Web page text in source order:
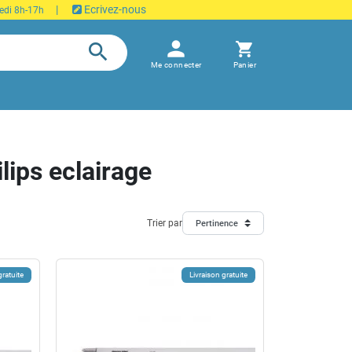
8h-17h | Ecrivez-nous
search person
Me connecter
shopping_cart
Panier
eclairage
Trier par Pertinence
Livraison gratuite